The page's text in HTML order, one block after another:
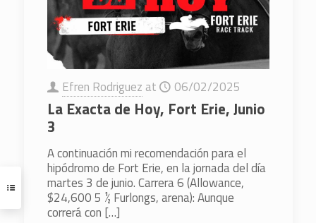
Efren Rodriguez at 06/02/2025
La Exacta de Hoy, Fort Erie, Junio
3
A continuación mi recomendación para el
hipódromo de Fort Erie, en la jornada del día
martes 3 de junio. Carrera 6 (Allowance,
$24,600 5 ½ Furlongs, arena): Aunque
correrá con […]